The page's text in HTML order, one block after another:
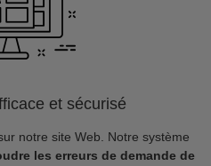
et sécurisé
notre site Web. Notre système
les erreurs de demande de